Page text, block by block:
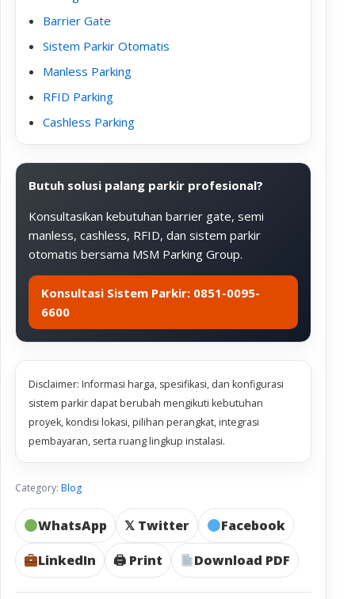
Barrier Gate
Sistem Parkir Otomatis
Manless Parking
RFID Parking
Cashless Parking
Butuh solusi palang parkir profesional?
Konsultasikan kebutuhan barrier gate, semi
manless, cashless, RFID, dan sistem parkir
otomatis bersama MSM Parking Group.
Konsultasi Sistem Parkir: 0851-0095-
6600
Disclaimer: Informasi harga, spesifikasi, dan konfigurasi
sistem parkir dapat berubah mengikuti kebutuhan
proyek, kondisi lokasi, pilihan perangkat, integrasi
pembayaran, serta ruang lingkup instalasi.
Category: Blog
WhatsApp 𝕏 Twitter
Facebook
LinkedIn
🖨 Print Download PDF